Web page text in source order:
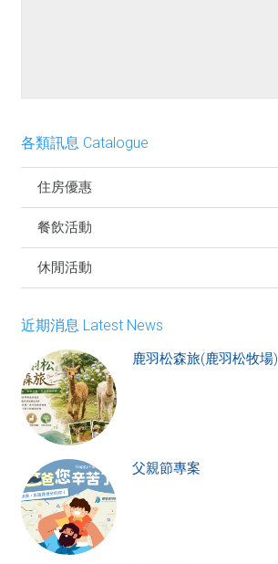
各類訊息 Catalogue
住房優惠
餐飲活動
休閒活動
近期消息 Latest News
鹿羽松森旅(鹿羽松牧場)
父親節專案